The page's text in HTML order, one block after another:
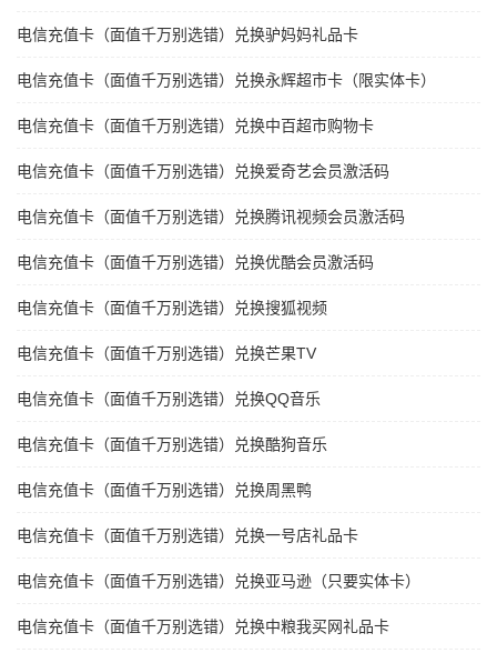
电信充值卡（面值千万别选错）兑换驴妈妈礼品卡
电信充值卡（面值千万别选错）兑换永辉超市卡（限实体卡）
电信充值卡（面值千万别选错）兑换中百超市购物卡
电信充值卡（面值千万别选错）兑换爱奇艺会员激活码
电信充值卡（面值千万别选错）兑换腾讯视频会员激活码
电信充值卡（面值千万别选错）兑换优酷会员激活码
电信充值卡（面值千万别选错）兑换搜狐视频
电信充值卡（面值千万别选错）兑换芒果TV
电信充值卡（面值千万别选错）兑换QQ音乐
电信充值卡（面值千万别选错）兑换酷狗音乐
电信充值卡（面值千万别选错）兑换周黑鸭
电信充值卡（面值千万别选错）兑换一号店礼品卡
电信充值卡（面值千万别选错）兑换亚马逊（只要实体卡）
电信充值卡（面值千万别选错）兑换中粮我买网礼品卡